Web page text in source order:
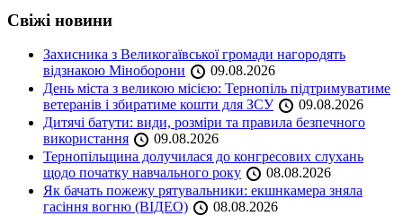
Свіжі новини
Захисника з Великогаївської громади нагородять
відзнакою Міноборони
09.08.2026
День міста з великою місією: Тернопіль підтримуватиме
ветеранів і збиратиме кошти для ЗСУ
09.08.2026
Дитячі батути: види, розміри та правила безпечного
використання
09.08.2026
Тернопільщина долучилася до конгресових слухань
щодо початку навчального року
08.08.2026
Як бачать пожежу рятувальники: екшнкамера зняла
гасіння вогню (ВІДЕО)
08.08.2026